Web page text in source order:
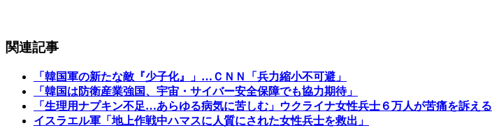
関連記事
「韓国軍の新たな敵『少子化』」…ＣＮＮ「兵力縮小不可避」
「韓国は防衛産業強国、宇宙・サイバー安全保障でも協力期待」
「生理用ナプキン不足…あらゆる病気に苦しむ」ウクライナ女性兵士６万人が苦痛を訴える
イスラエル軍「地上作戦中ハマスに人質にされた女性兵士を救出」